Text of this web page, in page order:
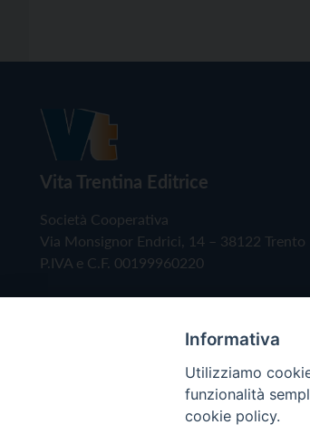
Vita Trentina Editrice
Società Cooperativa
Via Monsignor Endrici, 14 – 38122 Trento
P.IVA e C.F. 00199960220
Informativa
Utilizziamo
funzionalità
cookie policy.